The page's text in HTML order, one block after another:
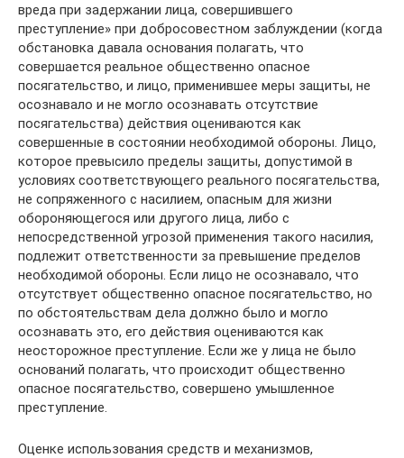
вреда при задержании лица, совершившего
преступление» при добросовестном заблуждении (когда
обстановка давала основания полагать, что
совершается реальное общественно опасное
посягательство, и лицо, применившее меры защиты, не
осознавало и не могло осознавать отсутствие
посягательства) действия оцениваются как
совершенные в состоянии необходимой обороны. Лицо,
которое превысило пределы защиты, допустимой в
условиях соответствующего реального посягательства,
не сопряженного с насилием, опасным для жизни
обороняющегося или другого лица, либо с
непосредственной угрозой применения такого насилия,
подлежит ответственности за превышение пределов
необходимой обороны. Если лицо не осознавало, что
отсутствует общественно опасное посягательство, но
по обстоятельствам дела должно было и могло
осознавать это, его действия оцениваются как
неосторожное преступление. Если же у лица не было
оснований полагать, что происходит общественно
опасное посягательство, совершено умышленное
преступление.
Оценке использования средств и механизмов,